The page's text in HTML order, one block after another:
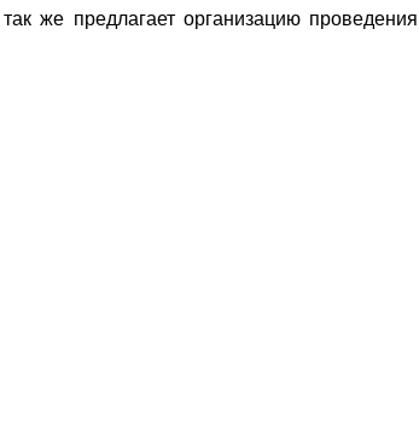
же предлагает организацию